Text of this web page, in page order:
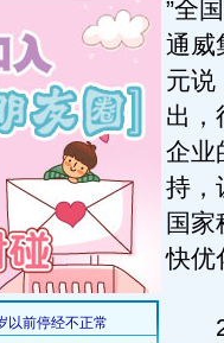
”全
通威
元说
出，
企业
持，
国
快优